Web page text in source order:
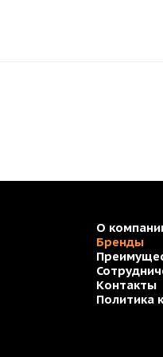
О
Бренды
Контакты
Политика